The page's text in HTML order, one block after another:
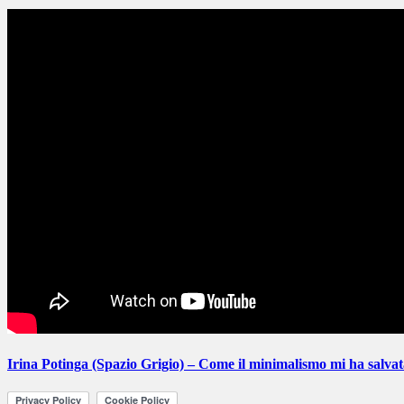
Irina Potinga (Spazio Grigio) – Come il minimalismo mi ha